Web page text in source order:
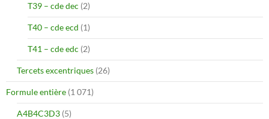
T39 – cde dec (2)
T40 – cde ecd (1)
T41 – cde edc (2)
Tercets excentriques (26)
Formule entière (1 071)
A4B4C3D3 (5)